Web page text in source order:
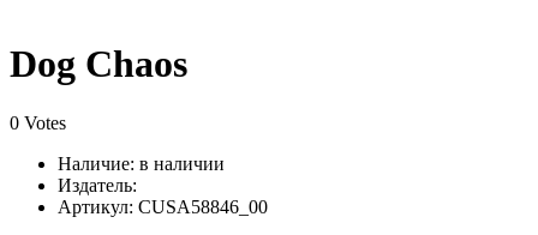
Dog Chaos
0 Votes
Наличие: в наличии
Издатель:
Артикул: CUSA58846_00